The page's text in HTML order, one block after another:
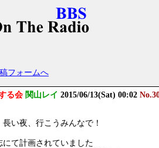
フォームへ
る会 関山レイ 2015/06/13(Sat) 00:02
い夜、行こうみんなで！
にて計画されていました